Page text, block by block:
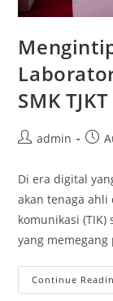
SMK
Postadmin
Post
Di era digital
akan tenaga
komunikasi
yang
Continue